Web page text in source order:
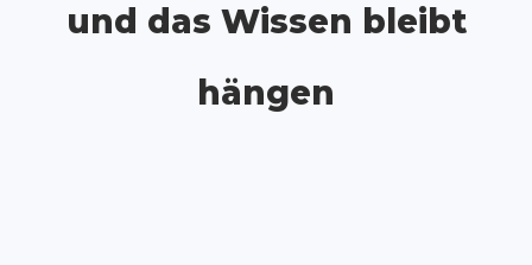
und das Wissen bleibt
hängen